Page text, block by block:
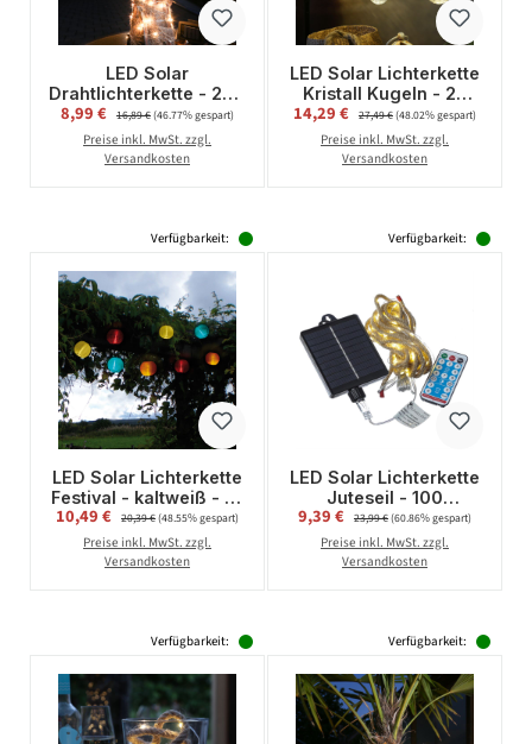
LED Solar
Drahtlichterkette - 200
warmweiße LED -
silberner Draht - L:
20m -
Verkaufspreis:
8,99 € Regulärer Preis:
16,89 €(46.77% gespart)
Preise inkl. MwSt. zzgl.
Versandkosten
LED Solar Lichterkette
Kristall Kugeln - 20
Kugeln - L: 3,8m -
Blink-/Dauerleuchten -
Lichtsensor
Verkaufspreis:
14,29 € Regulärer Preis:
27,49 €(48.02% gespart)
Preise inkl. MwSt. zzgl.
Versandkosten
Verfügbarkeit:
LED Solar Lichterkette
Festival - kaltweiß - 10
bunte Lampions - L:
2,70m - outdoor
Verkaufspreis:
10,49 € Regulärer Preis:
20,39 €(48.55% gespart)
Preise inkl. MwSt. zzgl.
Versandkosten
Verfügbarkeit:
LED Solar Lichterkette
Juteseil - 100
warmweiße LED - L:
5m - 8
Funktionen/USB -
Verkaufspreis:
9,39 € Regulärer Preis:
23,99 €(60.86% gespart)
Preise inkl. MwSt. zzgl.
Versandkosten
Verfügbarkeit: Verfügbarkeit: